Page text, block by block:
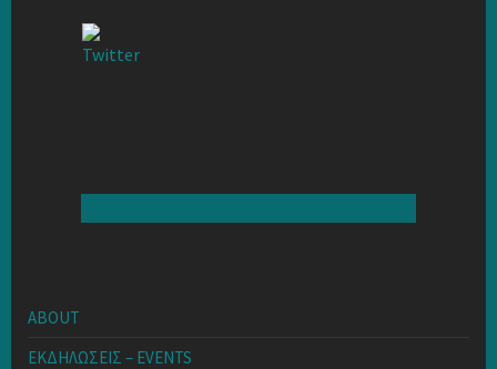
ABOUT
ΕΚΔΗΛΩΣΕΙΣ – EVENTS